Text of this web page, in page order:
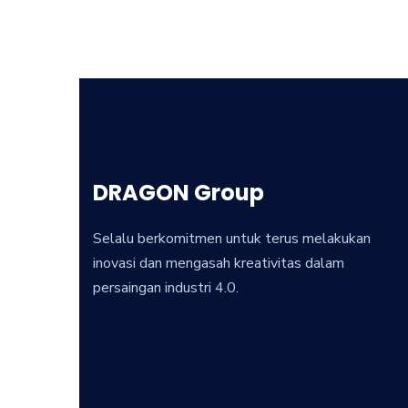
DRAGON Group
Selalu berkomitmen untuk terus melakukan
inovasi dan mengasah kreativitas dalam
persaingan industri 4.0.